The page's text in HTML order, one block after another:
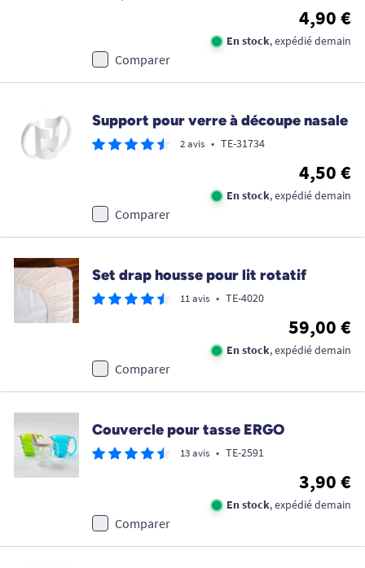
4,90 €
En stock, expédié demain
Comparer
Support pour verre à découpe nasale
2 avis • TE-31734
4,50 €
En stock, expédié demain
Comparer
Set drap housse pour lit rotatif
11 avis • TE-4020
59,00 €
En stock, expédié demain
Comparer
Couvercle pour tasse ERGO
13 avis • TE-2591
3,90 €
En stock, expédié demain
Comparer